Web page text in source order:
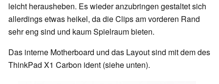
leicht herausheben. Es wieder anzubringen gestaltet sich
allerdings etwas heikel, da die Clips am vorderen Rand
sehr eng sind und kaum Spielraum bieten.
Das interne Motherboard und das Layout sind mit dem des
ThinkPad X1 Carbon ident (siehe unten).